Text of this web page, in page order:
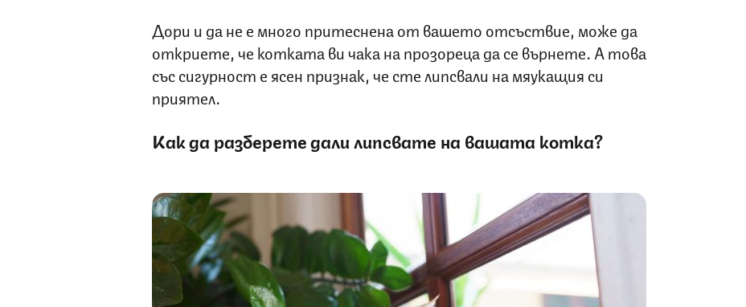
Дори и да не е много притеснена от вашето отсъствие, може да
откриете, че котката ви чака на прозореца да се върнете. А това
със сигурност е ясен признак, че сте липсвали на мяукащия си
приятел.
Как да разберете дали липсвате на вашата котка?